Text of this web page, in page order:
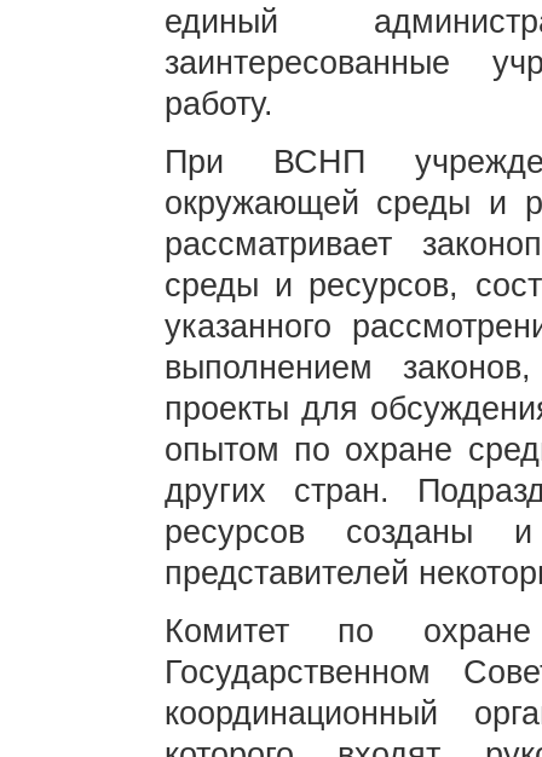
единый
заинтересованные
работу.
При ВСНП
окружающей среды и
рассматривает
среды и ресурсов,
указанного
выполнением
проекты для
опытом по охране
других стран.
ресурсов созданы
представителей
Комитет по
Государственном
координационный